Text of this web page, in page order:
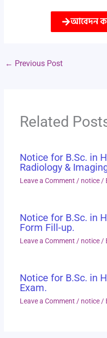
আবেদন
← Previous Post
Related
Notice for B.Sc. in
Radiology &
Leave a Comment / notice /
Notice for B.Sc. in
Form Fill-up.
Leave a Comment / notice /
Notice for B.Sc. in
Exam.
Leave a Comment / notice /